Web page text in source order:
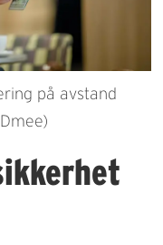
på avstand